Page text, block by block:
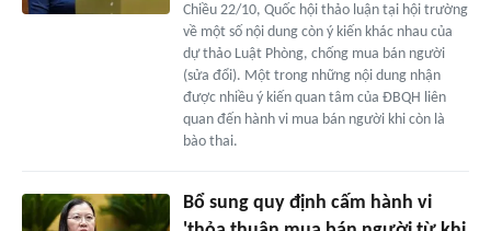
Chiều 22/10, Quốc hội thảo luận tại hội trường
về một số nội dung còn ý kiến khác nhau của
dự thảo Luật Phòng, chống mua bán người
(sửa đổi). Một trong những nội dung nhận
được nhiều ý kiến quan tâm của ĐBQH liên
quan đến hành vi mua bán người khi còn là
bào thai.
Bổ sung quy định cấm hành vi